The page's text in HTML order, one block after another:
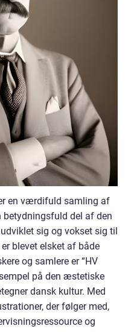
en værdifuld samling af
betydningsfuld del af den
sig og vokset sig til
blevet elsket af både
og samlere er “HV
på den æstetiske
dansk kultur. Med
der følger med,
og